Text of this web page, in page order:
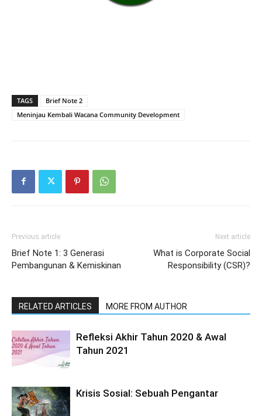
TAGS
Brief Note 2
Meninjau Kembali Wacana Community Development
Previous article
Brief Note 1: 3 Generasi
Pembangunan & Kemiskinan
Next article
What is Corporate Social
Responsibility (CSR)?
RELATED ARTICLES MORE FROM AUTHOR
Refleksi Akhir Tahun 2020 & Awal
Tahun 2021
Krisis Sosial: Sebuah Pengantar